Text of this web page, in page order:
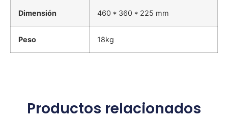
Dimensión 460 * 360 * 225 mm
Peso 18kg
Productos relacionados